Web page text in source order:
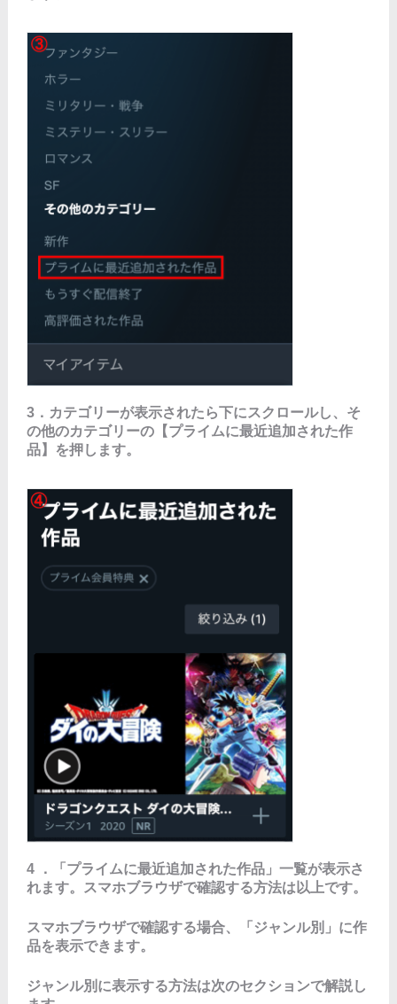
3．カテゴリーが表示されたら下にスクロールし、そ
の他のカテゴリーの【プライムに最近追加された作
品】を押します。
4 ．「プライムに最近追加された作品」一覧が表示さ
れます。スマホブラウザで確認する方法は以上です。
スマホブラウザで確認する場合、「ジャンル別」に作
品を表示できます。
ジャンル別に表示する方法は次のセクションで解説し